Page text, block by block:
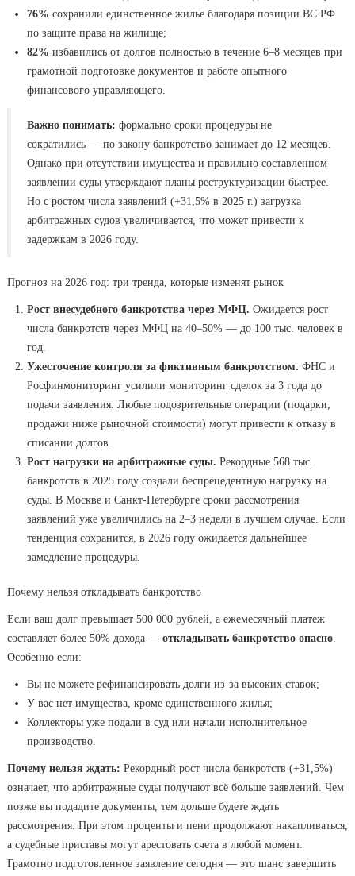
76% сохранили единственное жилье благодаря позиции ВС РФ
по защите права на жилище;
82% избавились от долгов полностью в течение 6–8 месяцев при
грамотной подготовке документов и работе опытного
финансового управляющего.
Важно понимать: формально сроки процедуры не
сократились — по закону банкротство занимает до 12 месяцев.
Однако при отсутствии имущества и правильно составленном
заявлении суды утверждают планы реструктуризации быстрее.
Но с ростом числа заявлений (+31,5% в 2025 г.) загрузка
арбитражных судов увеличивается, что может привести к
задержкам в 2026 году.
Прогноз на 2026 год: три тренда, которые изменят рынок
Рост внесудебного банкротства через МФЦ. Ожидается рост
числа банкротств через МФЦ на 40–50% — до 100 тыс. человек в
год.
Ужесточение контроля за фиктивным банкротством. ФНС и
Росфинмониторинг усилили мониторинг сделок за 3 года до
подачи заявления. Любые подозрительные операции (подарки,
продажи ниже рыночной стоимости) могут привести к отказу в
списании долгов.
Рост нагрузки на арбитражные суды. Рекордные 568 тыс.
банкротств в 2025 году создали беспрецедентную нагрузку на
суды. В Москве и Санкт-Петербурге сроки рассмотрения
заявлений уже увеличились на 2–3 недели в лучшем случае. Если
тенденция сохранится, в 2026 году ожидается дальнейшее
замедление процедуры.
Почему нельзя откладывать банкротство
Если ваш долг превышает 500 000 рублей, а ежемесячный платеж
составляет более 50% дохода — откладывать банкротство опасно.
Особенно если:
Вы не можете рефинансировать долги из-за высоких ставок;
У вас нет имущества, кроме единственного жилья;
Коллекторы уже подали в суд или начали исполнительное
производство.
Почему нельзя ждать: Рекордный рост числа банкротств (+31,5%)
означает, что арбитражные суды получают всё больше заявлений. Чем
позже вы подадите документы, тем дольше будете ждать
рассмотрения. При этом проценты и пени продолжают накапливаться,
а судебные приставы могут арестовать счета в любой момент.
Грамотно подготовленное заявление сегодня — это шанс завершить